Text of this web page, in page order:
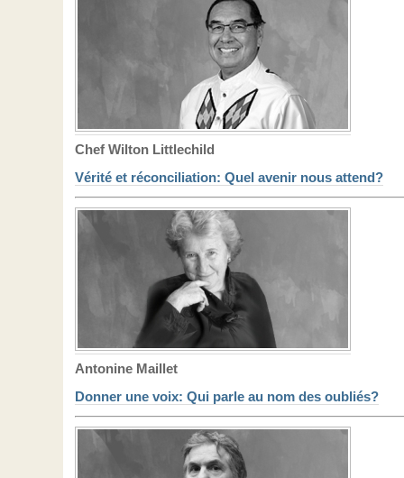
Chef Wilton Littlechild
Vérité et réconciliation: Quel avenir nous attend?
Antonine Maillet
Donner une voix: Qui parle au nom des oubliés?